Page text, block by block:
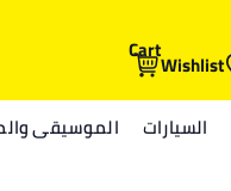
Wishlist
Cart
السيارات الموسيقى